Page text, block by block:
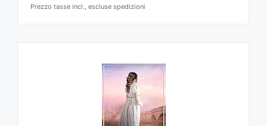
Prezzo tasse incl., escluse spedizioni